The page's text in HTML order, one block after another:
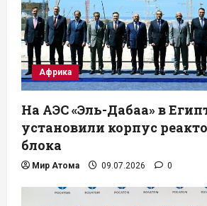
Африка
На АЭС «Эль-Дабаа» в
установили корпус
блока
Мир Атома 09.07.2026 0